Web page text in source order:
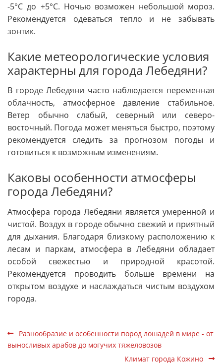
-5°C до +5°C. Ночью возможен небольшой мороз.
Рекомендуется одеваться тепло и не забывать
зонтик.
Какие метеорологические условия
характерны для города Лебедяни?
В городе Лебедяни часто наблюдается переменная
облачность, атмосферное давление стабильное.
Ветер обычно слабый, северный или северо-
восточный. Погода может меняться быстро, поэтому
рекомендуется следить за прогнозом погоды и
готовиться к возможным изменениям.
Каковы особенности атмосферы
города Лебедяни?
Атмосфера города Лебедяни является умеренной и
чистой. Воздух в городе обычно свежий и приятный
для дыхания. Благодаря близкому расположению к
лесам и паркам, атмосфера в Лебедяни обладает
особой свежестью и природной красотой.
Рекомендуется проводить больше времени на
открытом воздухе и наслаждаться чистым воздухом
города.
Разнообразие и особенности пород лошадей в мире - от
выносливых арабов до могучих тяжеловозов
Климат города Кожино